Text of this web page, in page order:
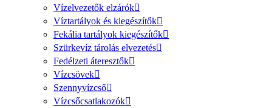
Vízelvezetők elzárók
Víztartályok és kiegészítők
Fekália tartályok kiegészítők
Szürkevíz tárolás elvezetés
Fedélzeti áteresztők
Vízcsövek
Szennyvízcső
Vízcsőcsatlakozók